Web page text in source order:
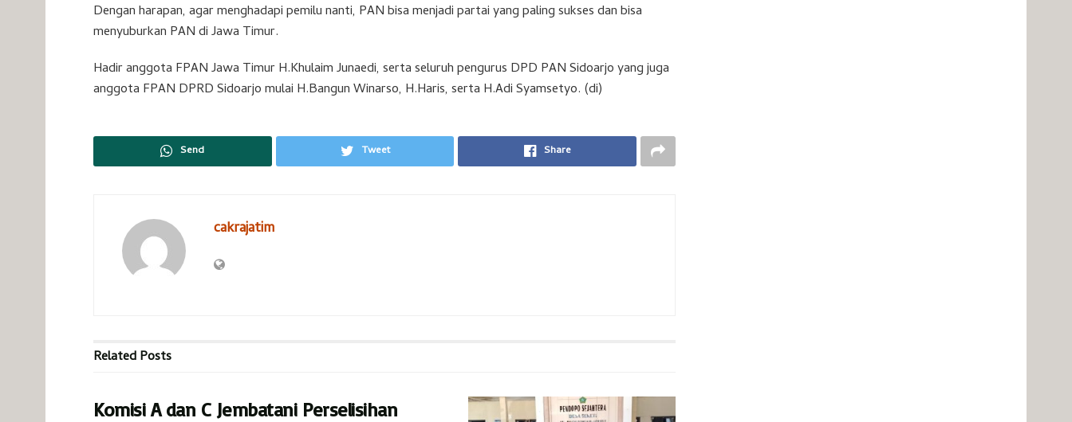
Dengan harapan, agar menghadapi pemilu nanti, PAN bisa menjadi partai yang paling sukses dan bisa
menyuburkan PAN di Jawa Timur.
Hadir anggota FPAN Jawa Timur H.Khulaim Junaedi, serta seluruh pengurus DPD PAN Sidoarjo yang juga
anggota FPAN DPRD Sidoarjo mulai H.Bangun Winarso, H.Haris, serta H.Adi Syamsetyo. (di)
Send Tweet Share
cakrajatim
RelatedPosts
Komisi A dan C Jembatani Perselisihan